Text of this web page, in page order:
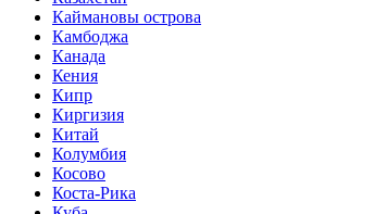
Каймановы острова
Камбоджа
Канада
Кения
Кипр
Киргизия
Китай
Колумбия
Косово
Коста-Рика